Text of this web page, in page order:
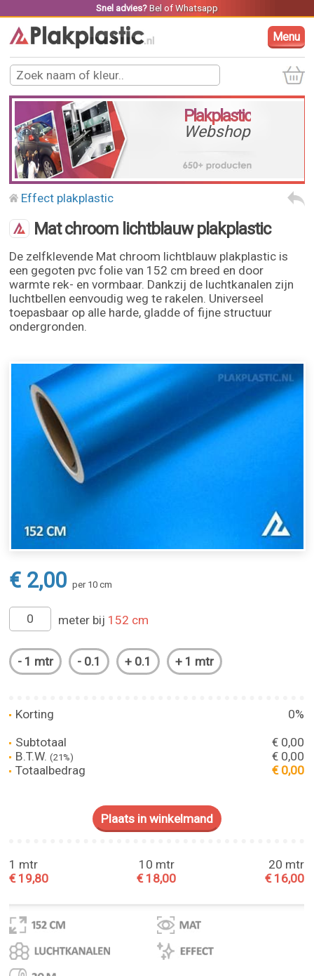
Snel advies? Belof Whatsapp
Menu
Plakplastic
Webshop
Effect plakplastic
Mat chroom lichtblauw plakplastic
De zelfklevende Mat chroom lichtblauw plakplastic is
een gegoten pvc folie van 152 cm breed en door
warmte rek- en vormbaar. Dankzij de luchtkanalen zijn
luchtbellen eenvoudig weg te rakelen. Universeel
toepasbaar op alle harde, gladde of fijne structuur
ondergronden.
€ 2,00 per 10 cm
meter bij 152 cm
Korting
0%
Subtotaal
€ 0,00
B.T.W.(21%)
€ 0,00
Totaalbedrag
€ 0,00
1 mtr
€ 19,80
10 mtr
€ 18,00
20 mtr
€ 16,00